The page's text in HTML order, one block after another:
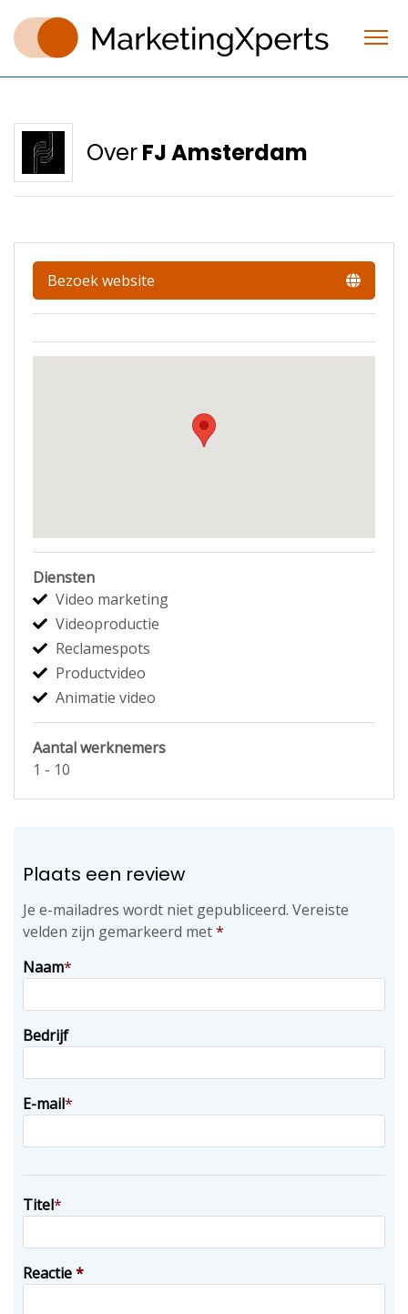
OverFJ Amsterdam
Bezoek website
Diensten
Video marketing
Videoproductie
Reclamespots
Productvideo
Animatie video
Aantal werknemers
1 - 10
Plaats een review
Je e-mailadres wordt niet gepubliceerd. Vereiste
velden zijn gemarkeerd met*
Naam*
Bedrijf
E-mail*
Titel*
Reactie*